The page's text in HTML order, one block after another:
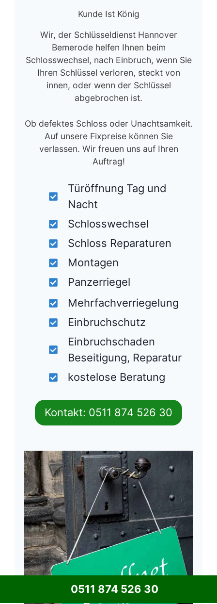
Kunde Ist König
Wir, der Schlüsseldienst Hannover
Bemerode helfen Ihnen beim
Schlosswechsel, nach Einbruch, wenn Sie
Ihren Schlüssel verloren, steckt von
innen, oder wenn der Schlüssel
abgebrochen ist.
Ob defektes Schloss oder Unachtsamkeit.
Auf unsere Fixpreise können Sie
verlassen. Wir freuen uns auf Ihren
Auftrag!
Türöffnung Tag und
Nacht
Schlosswechsel
Schloss Reparaturen
Montagen
Panzerriegel
Mehrfachverriegelung
Einbruchschutz
Einbruchschaden
Beseitigung, Reparatur
kostelose Beratung
Kontakt: 0511 874 526 30
0511 874 526 30